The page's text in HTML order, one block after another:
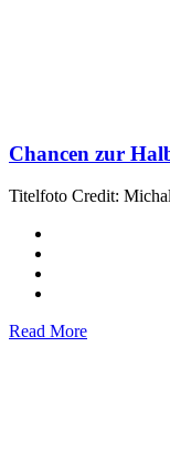
Chancen zur
Titelfoto Credit:
Read More